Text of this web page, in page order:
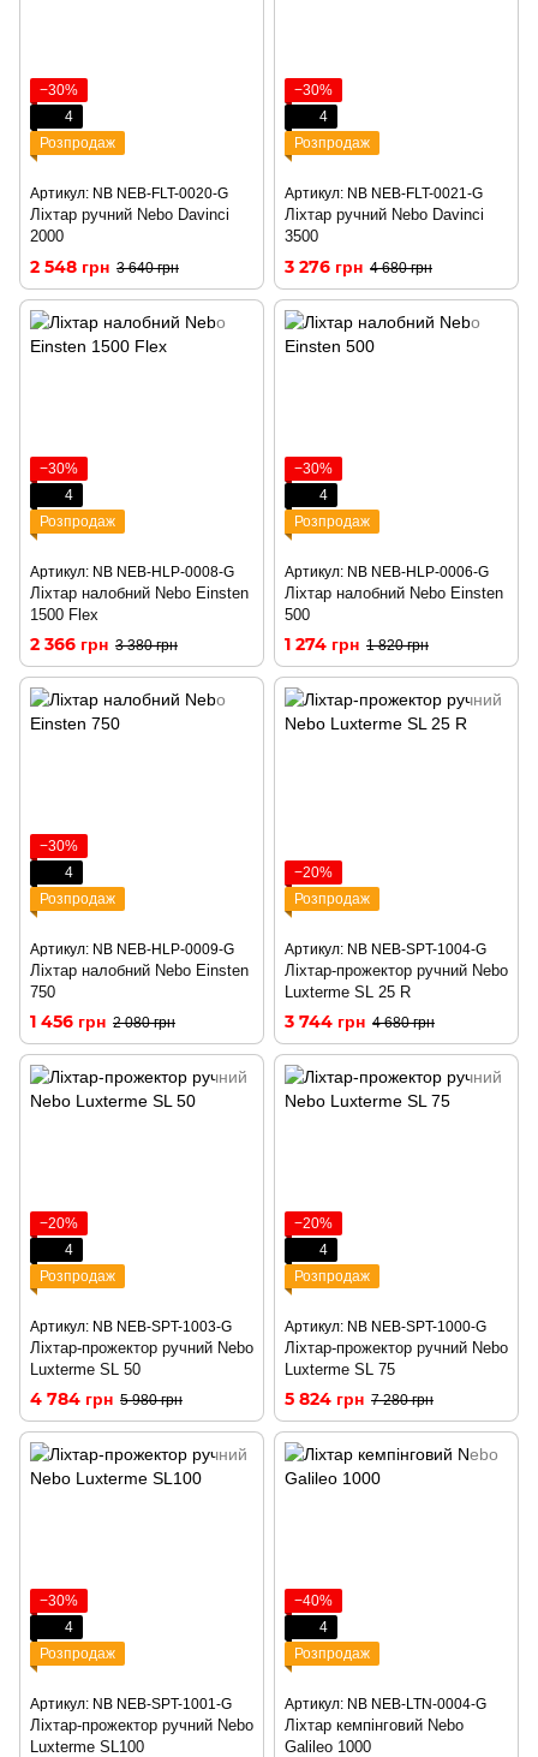
−30%
4
Розпродаж
Артикул: NB NEB-FLT-0020-G
Ліхтар ручний Nebo Davinci
2000
2 548 грн 3 640 грн
−30%
4
Розпродаж
Артикул: NB NEB-FLT-0021-G
Ліхтар ручний Nebo Davinci
3500
3 276 грн 4 680 грн
−30%
4
Розпродаж
Артикул: NB NEB-HLP-0008-G
Ліхтар налобний Nebo Einsten
1500 Flex
2 366 грн 3 380 грн
−30%
4
Розпродаж
Артикул: NB NEB-HLP-0006-G
Ліхтар налобний Nebo Einsten
500
1 274 грн 1 820 грн
−30%
4
Розпродаж
Артикул: NB NEB-HLP-0009-G
Ліхтар налобний Nebo Einsten
750
1 456 грн 2 080 грн
−20%
Розпродаж
Артикул: NB NEB-SPT-1004-G
Ліхтар-прожектор ручний Nebo
Luxterme SL 25 R
3 744 грн 4 680 грн
−20%
4
Розпродаж
Артикул: NB NEB-SPT-1003-G
Ліхтар-прожектор ручний Nebo
Luxterme SL 50
4 784 грн 5 980 грн
−20%
4
Розпродаж
Артикул: NB NEB-SPT-1000-G
Ліхтар-прожектор ручний Nebo
Luxterme SL 75
5 824 грн 7 280 грн
−30%
4
Розпродаж
Артикул: NB NEB-SPT-1001-G
Ліхтар-прожектор ручний Nebo
Luxterme SL100
−40%
4
Розпродаж
Артикул: NB NEB-LTN-0004-G
Ліхтар кемпінговий Nebo
Galileo 1000